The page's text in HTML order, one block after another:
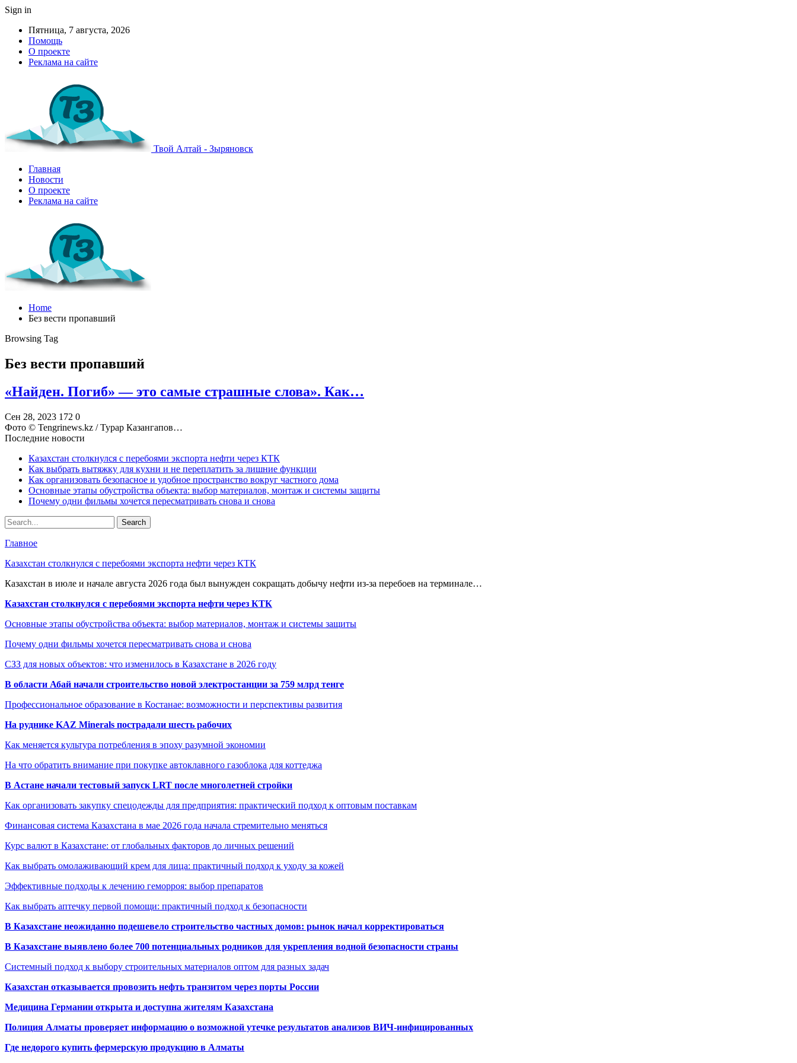
Sign in
Пятница, 7 августа, 2026
Помощь
О проекте
Реклама на сайте
Твой Алтай - Зыряновск
Главная
Новости
О проекте
Реклама на сайте
Home
Без вести пропавший
Browsing Tag
Без вести пропавший
«Найден. Погиб» — это самые страшные слова». Как…
Сен 28, 2023 172 0
Фото ©️ Tengrinews.kz / Турар Казангапов…
Последние новости
Казахстан столкнулся с перебоями экспорта нефти через КТК
Как выбрать вытяжку для кухни и не переплатить за лишние функции
Как организовать безопасное и удобное пространство вокруг частного дома
Основные этапы обустройства объекта: выбор материалов, монтаж и системы защиты
Почему одни фильмы хочется пересматривать снова и снова
Главное
Казахстан столкнулся с перебоями экспорта нефти через КТК
Казахстан в июле и начале августа 2026 года был вынужден сокращать добычу нефти из-за перебоев на терминале…
Казахстан столкнулся с перебоями экспорта нефти через КТК
Основные этапы обустройства объекта: выбор материалов, монтаж и системы защиты
Почему одни фильмы хочется пересматривать снова и снова
СЗЗ для новых объектов: что изменилось в Казахстане в 2026 году
В области Абай начали строительство новой электростанции за 759 млрд тенге
Профессиональное образование в Костанае: возможности и перспективы развития
На руднике KAZ Minerals пострадали шесть рабочих
Как меняется культура потребления в эпоху разумной экономии
На что обратить внимание при покупке автоклавного газоблока для коттеджа
В Астане начали тестовый запуск LRT после многолетней стройки
Как организовать закупку спецодежды для предприятия: практический подход к оптовым поставкам
Финансовая система Казахстана в мае 2026 года начала стремительно меняться
Курс валют в Казахстане: от глобальных факторов до личных решений
Как выбрать омолаживающий крем для лица: практичный подход к уходу за кожей
Эффективные подходы к лечению геморроя: выбор препаратов
Как выбрать аптечку первой помощи: практичный подход к безопасности
В Казахстане неожиданно подешевело строительство частных домов: рынок начал корректироваться
В Казахстане выявлено более 700 потенциальных родников для укрепления водной безопасности страны
Системный подход к выбору строительных материалов оптом для разных задач
Казахстан отказывается провозить нефть транзитом через порты России
Медицина Германии открыта и доступна жителям Казахстана
Полиция Алматы проверяет информацию о возможной утечке результатов анализов ВИЧ-инфицированных
Где недорого купить фермерскую продукцию в Алматы